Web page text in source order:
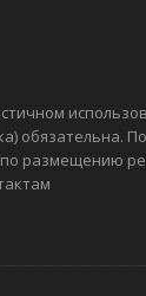
обязательна.
размещению